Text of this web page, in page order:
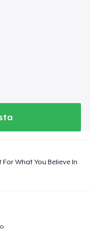
What You Believe In